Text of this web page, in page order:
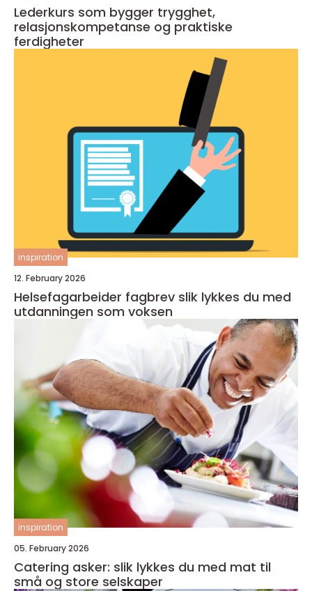
Lederkurs som bygger trygghet,
relasjonskompetanse og praktiske
ferdigheter
inspiration
12. February 2026
Helsefagarbeider fagbrev slik lykkes du med
utdanningen som voksen
inspiration
05. February 2026
Catering asker: slik lykkes du med mat til
små og store selskaper